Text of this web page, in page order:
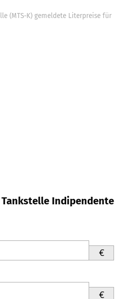
(MTS-K) gemeldete Literpreise für
Indipendente
€
€